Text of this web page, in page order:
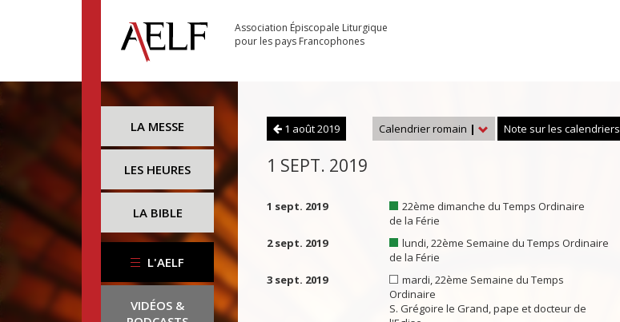
Association Épiscopale Liturgique
pour les pays Francophones
LA MESSE
LES HEURES
LA BIBLE
L'AELF
VIDÉOS &
1 août 2019 Calendrier romain | Note sur les calendriers
1 SEPT. 2019
1 sept. 2019
22ème dimanche du Temps Ordinaire
de la Férie
2 sept. 2019
lundi, 22ème Semaine du Temps Ordinaire
de la Férie
3 sept. 2019
mardi, 22ème Semaine du Temps
Ordinaire
S. Grégoire le Grand, pape et docteur de